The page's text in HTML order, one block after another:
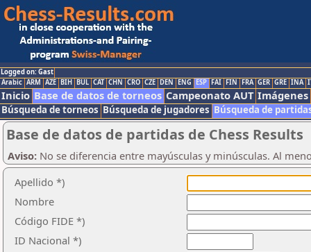
Logged on: Gast
Arabic ARM AZE BIH BUL CAT CHN CRO CZE DEN ENG ESP FAI FIN FRA GER GRE INA
Inicio Base de datos de torneos Campeonato AUT Imágenes
Búsqueda de torneos Búsqueda de jugadores Búsqueda de
Base de datos de partidas de Chess Results
Aviso: No se diferencia entre mayúsculas y minúsculas. Al
Apellido *)
Nombre
Código FIDE *)
ID Nacional *)